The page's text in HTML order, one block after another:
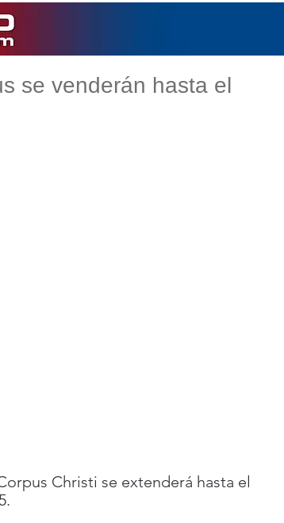
se venderán hasta el
Christi se extenderá hasta el